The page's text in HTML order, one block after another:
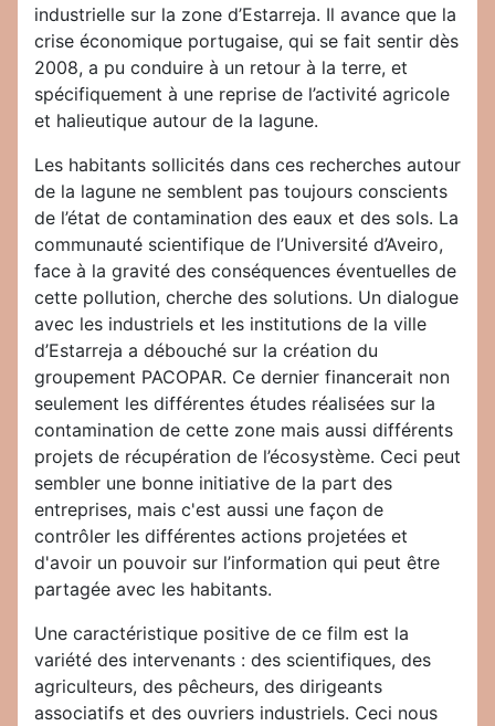
industrielle sur la zone d’Estarreja. Il avance que la
crise économique portugaise, qui se fait sentir dès
2008, a pu conduire à un retour à la terre, et
spécifiquement à une reprise de l’activité agricole
et halieutique autour de la lagune.
Les habitants sollicités dans ces recherches autour
de la lagune ne semblent pas toujours conscients
de l’état de contamination des eaux et des sols. La
communauté scientifique de l’Université d’Aveiro,
face à la gravité des conséquences éventuelles de
cette pollution, cherche des solutions. Un dialogue
avec les industriels et les institutions de la ville
d’Estarreja a débouché sur la création du
groupement PACOPAR. Ce dernier financerait non
seulement les différentes études réalisées sur la
contamination de cette zone mais aussi différents
projets de récupération de l’écosystème. Ceci peut
sembler une bonne initiative de la part des
entreprises, mais c'est aussi une façon de
contrôler les différentes actions projetées et
d'avoir un pouvoir sur l’information qui peut être
partagée avec les habitants.
Une caractéristique positive de ce film est la
variété des intervenants : des scientifiques, des
agriculteurs, des pêcheurs, des dirigeants
associatifs et des ouvriers industriels. Ceci nous